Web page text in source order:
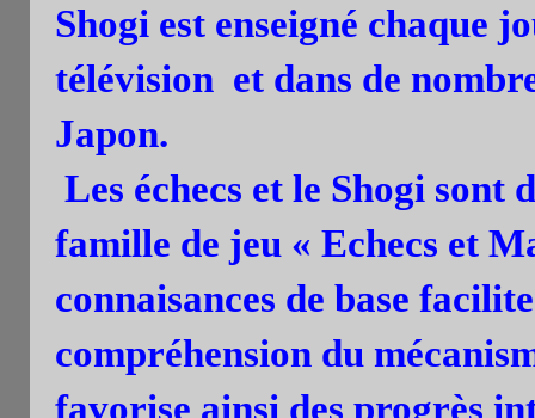
Shogi est enseigné chaque
télévision et dans de
Japon.
Les échecs et le Shogi
famille de jeu « Echecs et
connaisances de base
compréhension du
favorise ainsi des progrès